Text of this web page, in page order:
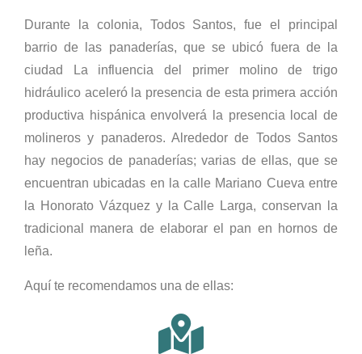
Durante la colonia, Todos Santos, fue el principal
barrio de las panaderías, que se ubicó fuera de la
ciudad La influencia del primer molino de trigo
hidráulico aceleró la presencia de esta primera acción
productiva hispánica envolverá la presencia local de
molineros y panaderos. Alrededor de Todos Santos
hay negocios de panaderías; varias de ellas, que se
encuentran ubicadas en la calle Mariano Cueva entre
la Honorato Vázquez y la Calle Larga, conservan la
tradicional manera de elaborar el pan en hornos de
leña.
Aquí te recomendamos una de ellas: